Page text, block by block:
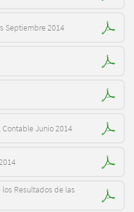
Septiembre 2014
Junio 2014
Resultados de las